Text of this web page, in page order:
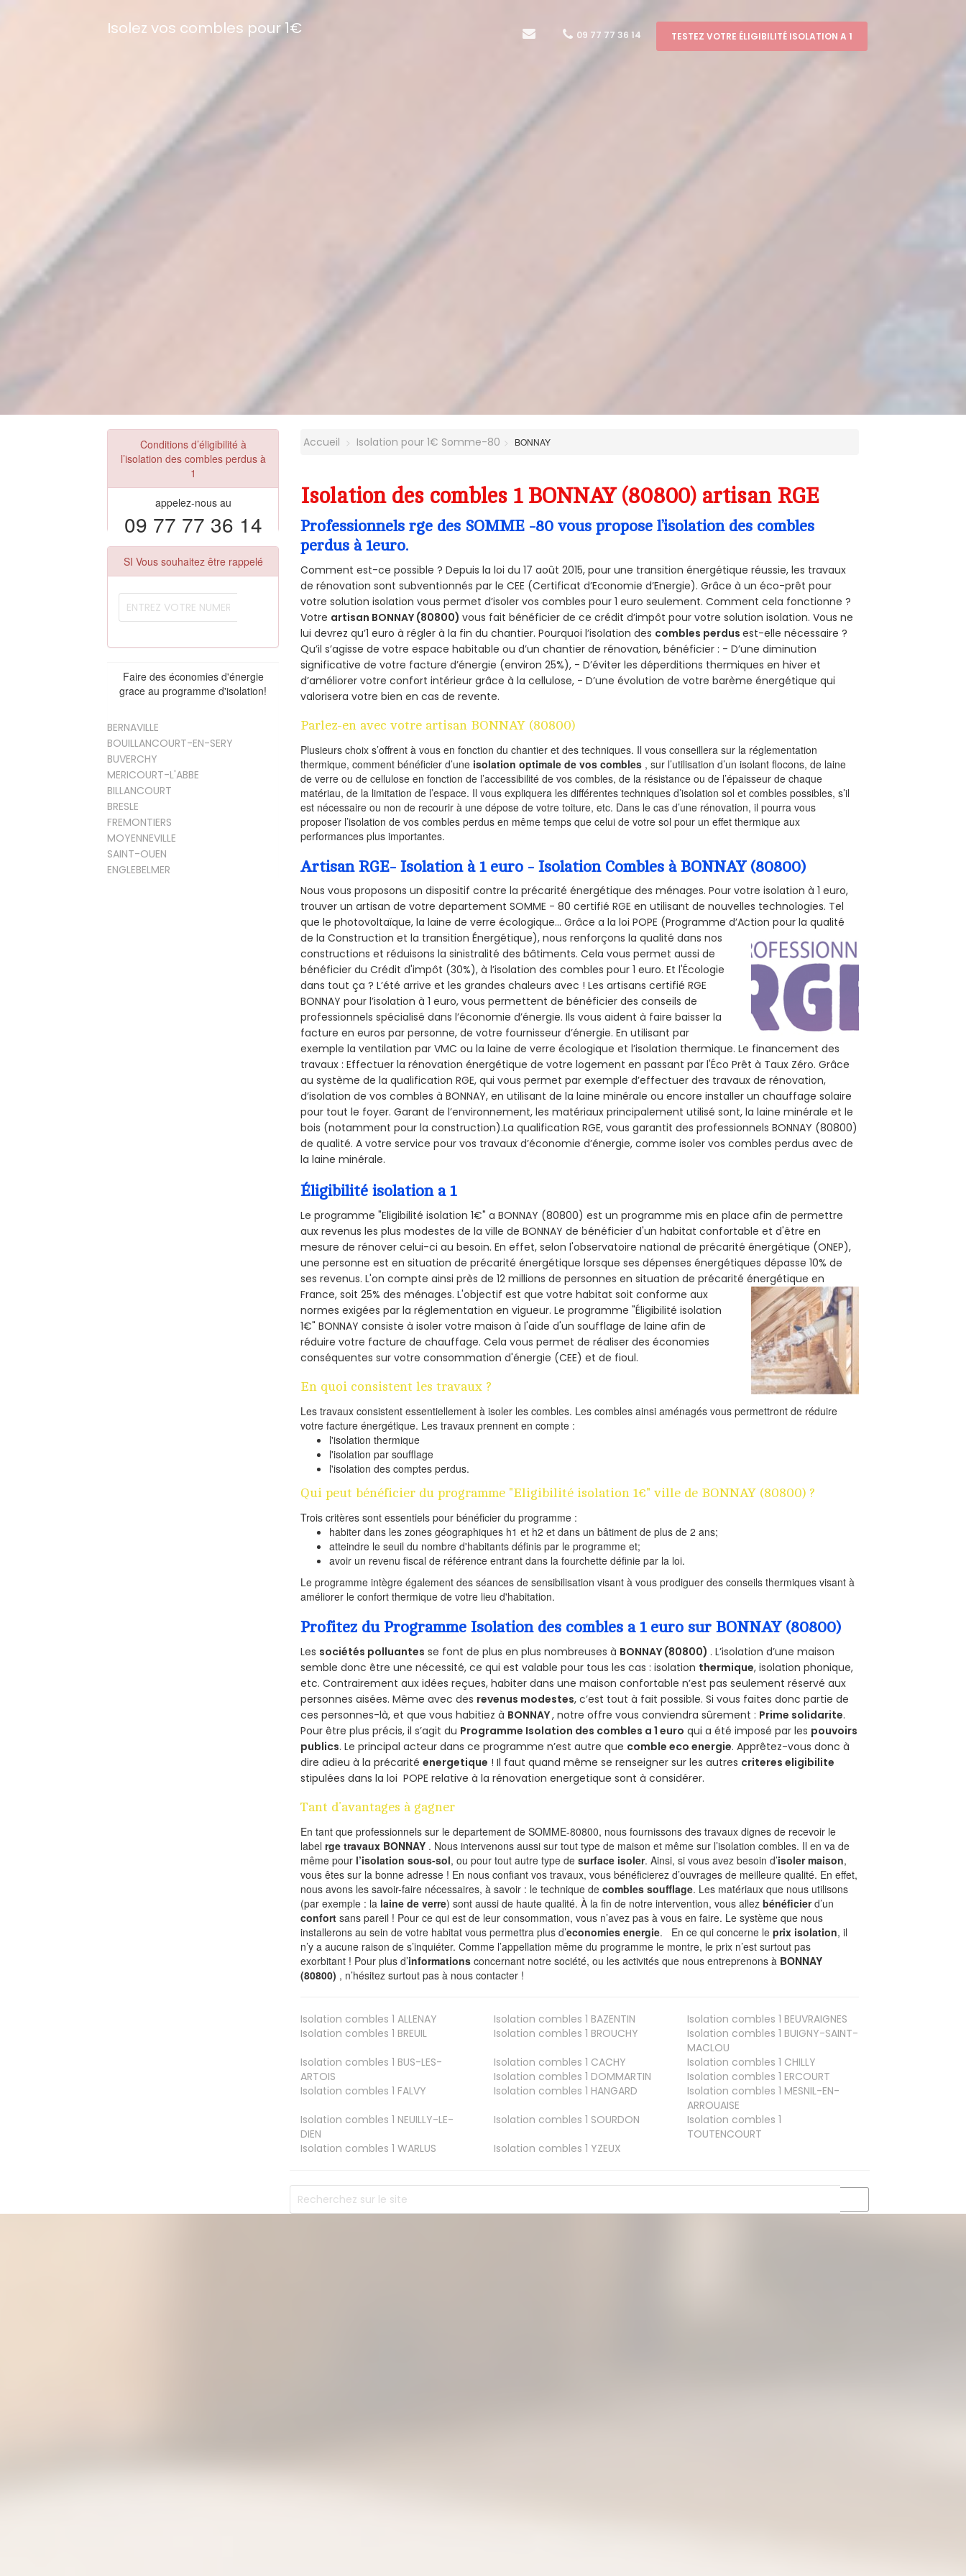
Isolez vos combles pour 1€ 09 77 77 36 14 TESTEZ VOTRE ÉLIGIBILITÉ ISOLATION A 1
Conditions d’éligibilité à
l’isolation des combles perdus à
1
appelez-nous au
09 77 77 36 14
SI Vous souhaitez être rappelé
Faire des économies d'énergie
grace au programme d'isolation!
BERNAVILLE
BOUILLANCOURT-EN-SERY
BUVERCHY
MERICOURT-L'ABBE
BILLANCOURT
BRESLE
FREMONTIERS
MOYENNEVILLE
SAINT-OUEN
ENGLEBELMER
Accueil Isolation pour 1€ Somme-80 BONNAY
Isolation des combles 1 BONNAY (80800) artisan RGE
Professionnels rge des SOMME -80 vous propose l’isolation des combles
perdus à 1euro.
Comment est-ce possible ? Depuis la loi du 17 août 2015, pour une transition énergétique réussie, les travaux
de rénovation sont subventionnés par le CEE (Certificat d’Economie d’Energie). Grâce à un éco-prêt pour
votre solution isolation vous permet d’isoler vos combles pour 1 euro seulement. Comment cela fonctionne ?
Votre artisan BONNAY (80800)vous fait bénéficier de ce crédit d’impôt pour votre solution isolation. Vous ne
lui devrez qu’1 euro à régler à la fin du chantier. Pourquoi l’isolation des combles perdusest-elle nécessaire ?
Qu’il s’agisse de votre espace habitable ou d’un chantier de rénovation, bénéficier : - D’une diminution
significative de votre facture d’énergie (environ 25%), - D’éviter les déperditions thermiques en hiver et
d’améliorer votre confort intérieur grâce à la cellulose, - D’une évolution de votre barème énergétique qui
valorisera votre bien en cas de revente.
Parlez-en avec votre artisan BONNAY (80800)
Plusieurs choix s’offrent à vous en fonction du chantier et des techniques. Il vous conseillera sur la réglementation
thermique, comment bénéficier d’une isolation optimale de vos combles , sur l’utilisation d’un isolant flocons, de laine
de verre ou de cellulose en fonction de l’accessibilité de vos combles, de la résistance ou de l’épaisseur de chaque
matériau, de la limitation de l’espace. Il vous expliquera les différentes techniques d’isolation sol et combles possibles, s’il
est nécessaire ou non de recourir à une dépose de votre toiture, etc. Dans le cas d’une rénovation, il pourra vous
proposer l’isolation de vos combles perdus en même temps que celui de votre sol pour un effet thermique aux
performances plus importantes.
Artisan RGE- Isolation à 1 euro - Isolation Combles à BONNAY (80800)
Nous vous proposons un dispositif contre la précarité énergétique des ménages. Pour votre isolation à 1 euro,
trouver un artisan de votre departement SOMME - 80 certifié RGE en utilisant de nouvelles technologies. Tel
que le photovoltaïque, la laine de verre écologique... Grâce a la loi POPE (Programme d’Action pour la qualité
de la Construction et la transition Énergétique), nous renforçons la qualité dans nos
constructions et réduisons la sinistralité des bâtiments. Cela vous permet aussi de
bénéficier du Crédit d'impôt (30%), à l’isolation des combles pour 1 euro. Et l'Écologie
dans tout ça ? L’été arrive et les grandes chaleurs avec ! Les artisans certifié RGE
BONNAY pour l’isolation à 1 euro, vous permettent de bénéficier des conseils de
professionnels spécialisé dans l’économie d’énergie. Ils vous aident à faire baisser la
facture en euros par personne, de votre fournisseur d’énergie. En utilisant par
exemple la ventilation par VMC ou la laine de verre écologique et l’isolation thermique. Le financement des
travaux : Effectuer la rénovation énergétique de votre logement en passant par l'Éco Prêt à Taux Zéro. Grâce
au système de la qualification RGE, qui vous permet par exemple d’effectuer des travaux de rénovation,
d’isolation de vos combles à BONNAY, en utilisant de la laine minérale ou encore installer un chauffage solaire
pour tout le foyer. Garant de l’environnement, les matériaux principalement utilisé sont, la laine minérale et le
bois (notamment pour la construction).La qualification RGE, vous garantit des professionnels BONNAY (80800)
de qualité. A votre service pour vos travaux d’économie d’énergie, comme isoler vos combles perdus avec de
la laine minérale.
Éligibilité isolation a 1
Le programme "Eligibilité isolation 1€" a BONNAY (80800) est un programme mis en place afin de permettre
aux revenus les plus modestes de la ville de BONNAY de bénéficier d'un habitat confortable et d'être en
mesure de rénover celui-ci au besoin. En effet, selon l'observatoire national de précarité énergétique (ONEP),
une personne est en situation de précarité énergétique lorsque ses dépenses énergétiques dépasse 10% de
ses revenus. L'on compte ainsi près de 12 millions de personnes en situation de précarité énergétique en
France, soit 25% des ménages.L'objectif est que votre habitat soit conforme aux
normes exigées par la réglementation en vigueur. Le programme "Éligibilité isolation
1€" BONNAY consiste à isoler votre maison à l'aide d'un soufflage de laine afin de
réduire votre facture de chauffage. Cela vous permet de réaliser des économies
conséquentes sur votre consommation d'énergie (CEE) et de fioul.
En quoi consistent les travaux ?
Les travaux consistent essentiellement à isoler les combles. Les combles ainsi aménagés vous permettront de réduire
votre facture énergétique. Les travaux prennent en compte :
l'isolation thermique
l'isolation par soufflage
l'isolation des comptes perdus.
Qui peut bénéficier du programme "Eligibilité isolation 1€" ville de BONNAY (80800) ?
Trois critères sont essentiels pour bénéficier du programme :
habiter dans les zones géographiques h1 et h2 et dans un bâtiment de plus de 2 ans;
atteindre le seuil du nombre d'habitants définis par le programme et;
avoir un revenu fiscal de référence entrant dans la fourchette définie par la loi.
Le programme intègre également des séances de sensibilisation visant à vous prodiguer des conseils thermiques visant à
améliorer le confort thermique de votre lieu d'habitation.
Profitez du Programme Isolation des combles a 1 euro sur BONNAY (80800)
Les sociétés polluantes se font de plus en plus nombreuses à BONNAY (80800) . L’isolation d’une maison
semble donc être une nécessité, ce qui est valable pour tous les cas : isolation thermique, isolation phonique,
etc. Contrairement aux idées reçues, habiter dans une maison confortable n’est pas seulement réservé aux
personnes aisées. Même avec des revenus modestes, c’est tout à fait possible. Si vous faites donc partie de
ces personnes-là, et que vous habitiez à BONNAY, notre offre vous conviendra sûrement : Prime solidarite.
Pour être plus précis, il s’agit du Programme Isolation des combles a 1 euro qui a été imposé par les pouvoirs
publics. Le principal acteur dans ce programme n’est autre que comble eco energie. Apprêtez-vous donc à
dire adieu à la précaritéenergetique ! Il faut quand même se renseigner sur les autres criteres eligibilite
stipulées dans la loi POPE relative à la rénovation energetique sont à considérer.
Tant d’avantages à gagner
En tant que professionnels sur le departement de SOMME-80800, nous fournissons des travaux dignes de recevoir le
labelrge travaux BONNAY . Nous intervenons aussi sur tout type de maison et même sur l’isolation combles. Il en va de
même pour l’isolation sous-sol, ou pour tout autre type desurface isoler. Ainsi, si vous avez besoin d’isoler maison,
vous êtes sur la bonne adresse ! En nous confiant vos travaux, vous bénéficierez d’ouvrages de meilleure qualité. En effet,
nous avons les savoir-faire nécessaires, à savoir : le technique decombles soufflage. Les matériaux que nous utilisons
(par exemple : la laine de verre) sont aussi de haute qualité. À la fin de notre intervention, vous allezbénéficierd’un
confort sans pareil ! Pour ce qui est de leur consommation, vous n’avez pas à vous en faire. Le système que nous
installerons au sein de votre habitat vous permettra plus d’economies energie. En ce qui concerne leprix isolation, il
n’y a aucune raison de s’inquiéter. Comme l’appellation même du programme le montre, le prix n’est surtout pas
exorbitant ! Pour plus d’informations concernant notre société, ou les activités que nous entreprenons à BONNAY
(80800) , n’hésitez surtout pas à nous contacter !
Isolation combles 1 ALLENAY Isolation combles 1 BAZENTIN Isolation combles 1 BEUVRAIGNES
Isolation combles 1 BREUIL Isolation combles 1 BROUCHY Isolation combles 1 BUIGNY-SAINT-
MACLOU
Isolation combles 1 BUS-LES-
ARTOIS
Isolation combles 1 CACHY Isolation combles 1 CHILLY
Isolation combles 1 DOMMARTIN Isolation combles 1 ERCOURT
Isolation combles 1 FALVY Isolation combles 1 HANGARD Isolation combles 1 MESNIL-EN-
ARROUAISE
Isolation combles 1 NEUILLY-LE-
DIEN
Isolation combles 1 SOURDON
Isolation combles 1
TOUTENCOURT
Isolation combles 1 WARLUS Isolation combles 1 YZEUX